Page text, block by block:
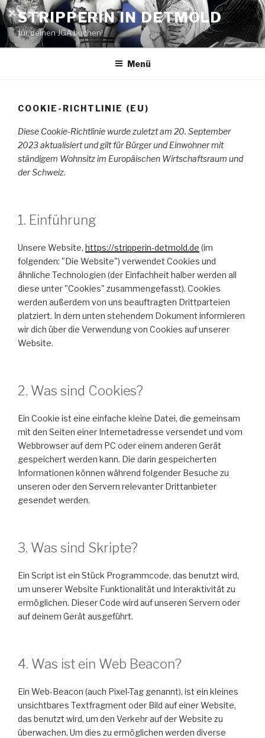
Zum
Inhalt
springen
STRIPPERIN IN DETMOLD
für deinen JGA buchen!
Menü
COOKIE-RICHTLINIE (EU)
Diese Cookie-Richtlinie wurde zuletzt am 20. September
2023 aktualisiert und gilt für Bürger und Einwohner mit
ständigem Wohnsitz im Europäischen Wirtschaftsraum und
der Schweiz.
1. Einführung
Unsere Website, https://stripperin-detmold.de (im
folgenden: "Die Website") verwendet Cookies und
ähnliche Technologien (der Einfachheit halber werden all
diese unter "Cookies" zusammengefasst). Cookies
werden außerdem von uns beauftragten Drittparteien
platziert. In dem unten stehendem Dokument informieren
wir dich über die Verwendung von Cookies auf unserer
Website.
2. Was sind Cookies?
Ein Cookie ist eine einfache kleine Datei, die gemeinsam
mit den Seiten einer Internetadresse versendet und vom
Webbrowser auf dem PC oder einem anderen Gerät
gespeichert werden kann. Die darin gespeicherten
Informationen können während folgender Besuche zu
unseren oder den Servern relevanter Drittanbieter
gesendet werden.
3. Was sind Skripte?
Ein Script ist ein Stück Programmcode, das benutzt wird,
um unserer Website Funktionalität und Interaktivität zu
ermöglichen. Dieser Code wird auf unseren Servern oder
auf deinem Gerät ausgeführt.
4. Was ist ein Web Beacon?
Ein Web-Beacon (auch Pixel-Tag genannt), ist ein kleines
unsichtbares Textfragment oder Bild auf einer Website,
das benutzt wird, um den Verkehr auf der Website zu
überwachen. Um dies zu ermöglichen werden diverse